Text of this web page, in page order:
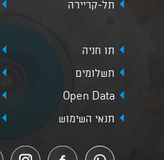
תל-קריירה
תו חניה
תשלומים
Open Data
תנאי השימוש